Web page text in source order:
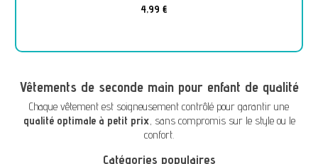
4,99 €
Vêtements de seconde main pour enfant de qualité
Chaque vêtement est soigneusement contrôlé pour garantir une
qualité optimale à petit prix, sans compromis sur le style ou le
confort.
Catégories populaires